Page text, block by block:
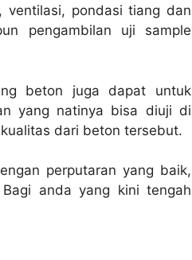
ventilasi, pondasi tiang dan
pengambilan uji sample
beton juga dapat untuk
yang natinya bisa diuji di
dari beton tersebut.
perputaran yang baik,
anda yang kini tengah